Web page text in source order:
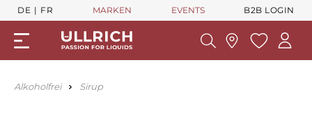
DE FR MARKEN EVENTS B2B LOGIN
Alkoholfrei Sirup